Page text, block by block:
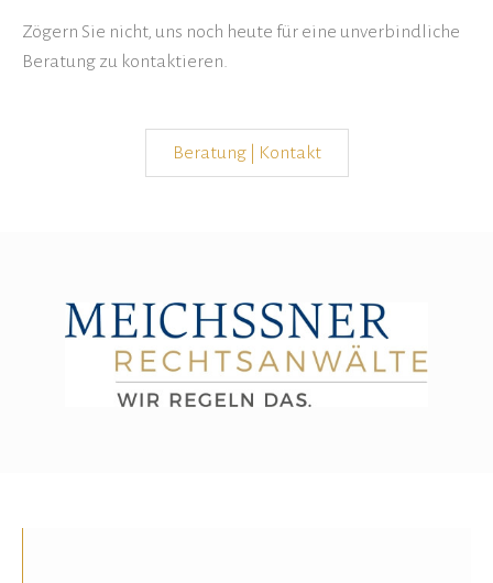
Zögern Sie nicht, uns noch heute für eine unverbindliche
Beratung zu kontaktieren.
Beratung | Kontakt